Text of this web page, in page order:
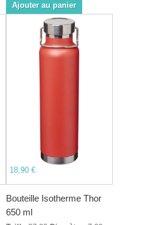
Ajouter au panier
18,90 €
Bouteille Isotherme Thor
650 ml